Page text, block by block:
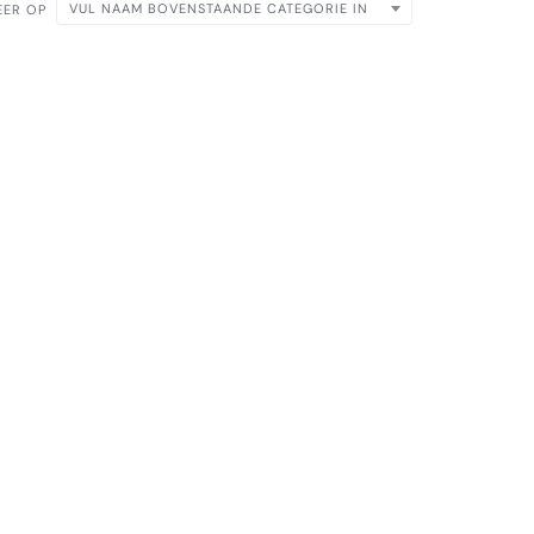
OP VUL NAAM BOVENSTAANDE CATEGORIE IN